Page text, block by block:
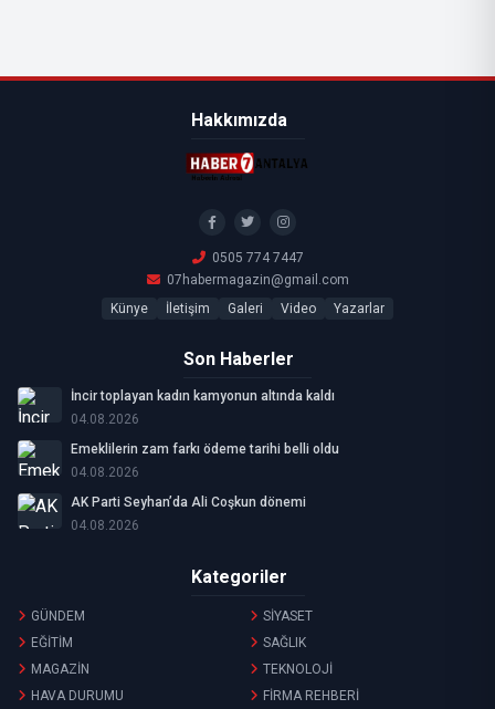
Hakkımızda
0505 774 7447
07habermagazin@gmail.com
Künye
İletişim Galeri Video Yazarlar
Son Haberler
İncir toplayan kadın kamyonun altında kaldı
04.08.2026
Emeklilerin zam farkı ödeme tarihi belli oldu
04.08.2026
AK Parti Seyhan’da Ali Coşkun dönemi
04.08.2026
Kategoriler
GÜNDEM
SİYASET
EĞİTİM
SAĞLIK
MAGAZİN
TEKNOLOJİ
HAVA DURUMU
FİRMA REHBERİ